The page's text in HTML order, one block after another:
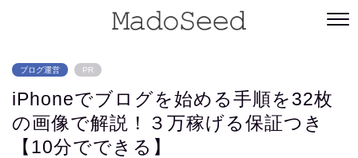
ブログ運営 PR
iPhoneでブログを始める手順を32枚
の画像で解説！３万稼げる保証つき
【10分でできる】